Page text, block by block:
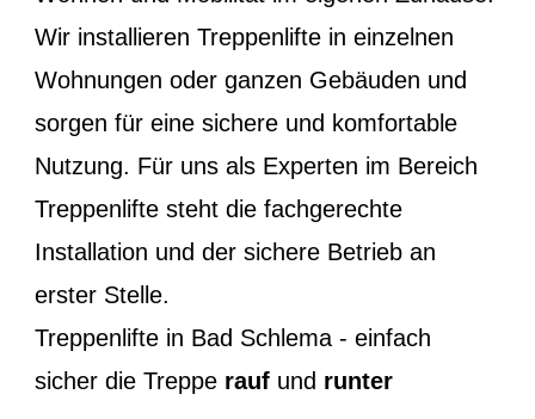
Wir installieren Treppenlifte in einzelnen
Wohnungen oder ganzen Gebäuden und
sorgen für eine sichere und komfortable
Nutzung. Für uns als Experten im Bereich
Treppenlifte steht die fachgerechte
Installation und der sichere Betrieb an
erster Stelle.
Treppenlifte in Bad Schlema - einfach
sicher die Treppe rauf und runter